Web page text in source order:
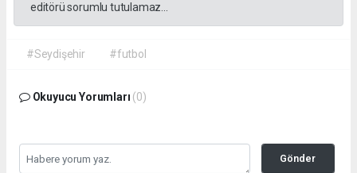
editörü sorumlu tutulamaz...
#Seydişehir #futbol
Okuyucu Yorumları (0)
Gönder